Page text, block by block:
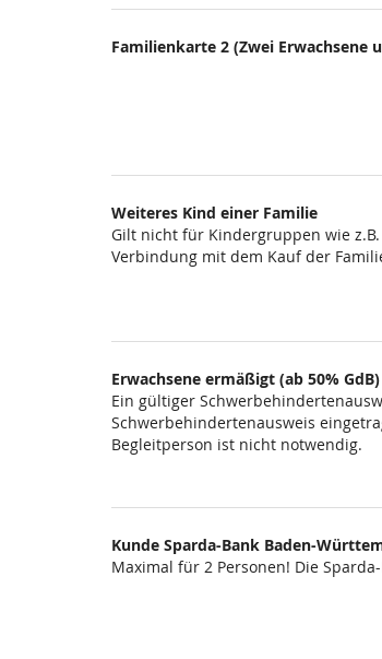
Familienkarte 2 (Zwei Erwachsene
Weiteres Kind einer Familie
Gilt nicht für Kindergruppen wie
Verbindung mit dem Kauf der
Erwachsene ermäßigt (ab 50% GdB)
Ein gültiger
Schwerbehindertenausweis
Begleitperson ist nicht notwendig.
Kunde Sparda-Bank Baden-
Maximal für 2 Personen! Die